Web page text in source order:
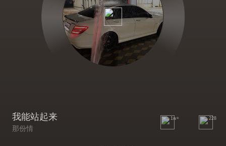
我能站起来
那份情
1w+ 228